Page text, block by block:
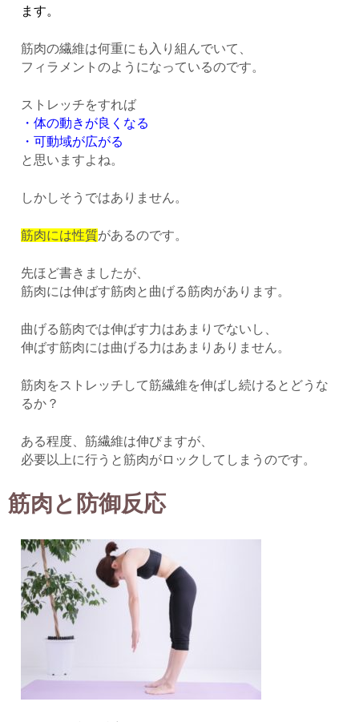
ます。
筋肉の繊維は何重にも入り組んでいて、
フィラメントのようになっているのです。
ストレッチをすれば
・体の動きが良くなる
・可動域が広がる
と思いますよね。
しかしそうではありません。
筋肉には性質があるのです。
先ほど書きましたが、
筋肉には伸ばす筋肉と曲げる筋肉があります。
曲げる筋肉では伸ばす力はあまりでないし、
伸ばす筋肉には曲げる力はあまりありません。
筋肉をストレッチして筋繊維を伸ばし続けるとどうな
るか？
ある程度、筋繊維は伸びますが、
必要以上に行うと筋肉がロックしてしまうのです。
筋肉と防御反応